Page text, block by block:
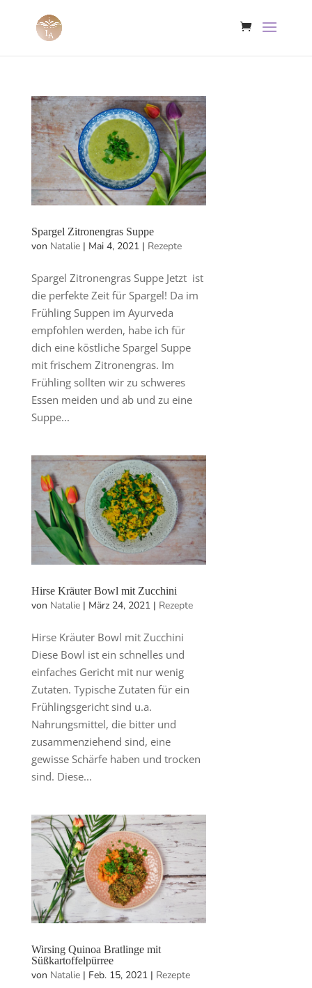
Spargel Zitronengras Suppe
von Natalie| Mai 4, 2021| Rezepte
Spargel Zitronengras Suppe Jetzt ist
die perfekte Zeit für Spargel! Da im
Frühling Suppen im Ayurveda
empfohlen werden, habe ich für
dich eine köstliche Spargel Suppe
mit frischem Zitronengras. Im
Frühling sollten wir zu schweres
Essen meiden und ab und zu eine
Suppe...
Hirse Kräuter Bowl mit Zucchini
von Natalie| März 24, 2021| Rezepte
Hirse Kräuter Bowl mit Zucchini
Diese Bowl ist ein schnelles und
einfaches Gericht mit nur wenig
Zutaten. Typische Zutaten für ein
Frühlingsgericht sind u.a.
Nahrungsmittel, die bitter und
zusammenziehend sind, eine
gewisse Schärfe haben und trocken
sind. Diese...
Wirsing Quinoa Bratlinge mit
Süßkartoffelpürree
von Natalie| Feb. 15, 2021| Rezepte